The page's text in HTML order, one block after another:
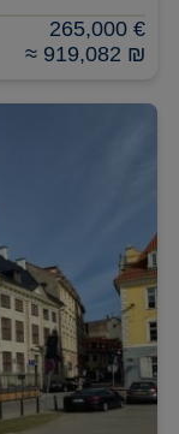
265,000 €
≈ 919,082 ₪